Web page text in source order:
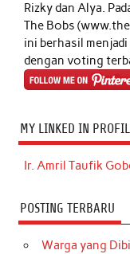
Rizky dan Alya.
The Bobs
ini berhasil
dengan voting
MY LINKED IN
Ir. Amril Taufik
POSTING TERBARU
Warga yang